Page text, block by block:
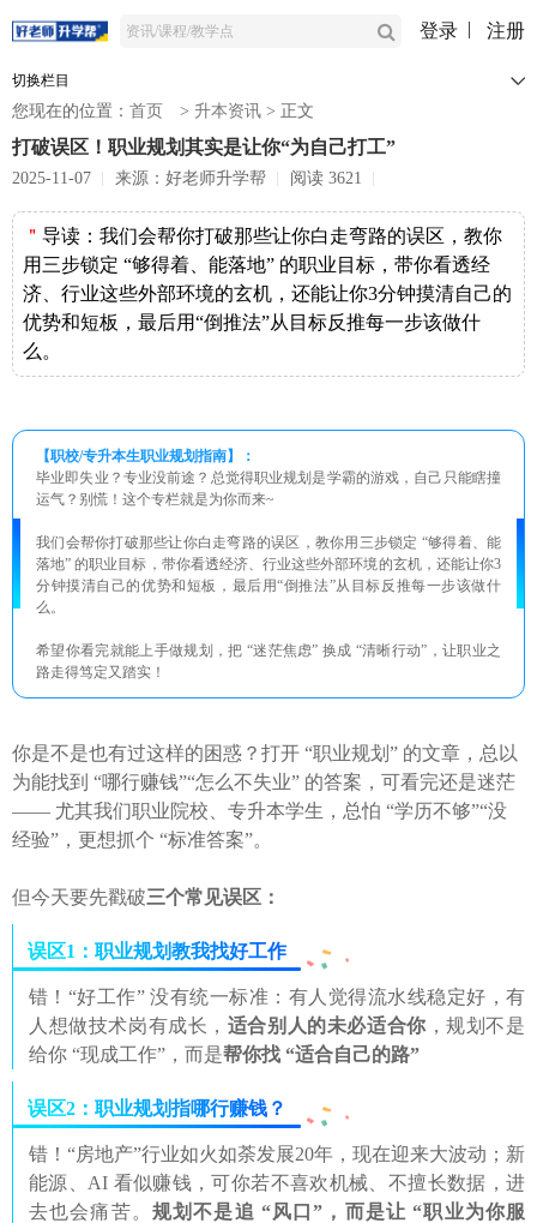
登录 注册
切换栏目
您现在的位置： 首页 > 升本资讯 > 正文
打破误区！职业规划其实是让你“为自己打工”
2025-11-07 来源：好老师升学帮 阅读 3621
＂ 导读： 我们会帮你打破那些让你白走弯路的误区，教你
用三步锁定 “够得着、能落地” 的职业目标，带你看透经
济、行业这些外部环境的玄机，还能让你3分钟摸清自己的
优势和短板，最后用“倒推法”从目标反推每一步该做什
么。
【职校/专升本生职业规划指南】：
毕业即失业？专业没前途？总觉得职业规划是学霸的游戏，自己只能瞎撞
运气？别慌！这个专栏就是为你而来~
我们会帮你打破那些让你白走弯路的误区，教你用三步锁定 “够得着、能
落地” 的职业目标，带你看透经济、行业这些外部环境的玄机，还能让你3
分钟摸清自己的优势和短板，最后用“倒推法”从目标反推每一步该做什
么。
希望你看完就能上手做规划，把 “迷茫焦虑” 换成 “清晰行动”，让职业之
路走得笃定又踏实！
你是不是也有过这样的困惑？打开 “职业规划” 的文章，总以
为能找到 “哪行赚钱”“怎么不失业” 的答案，可看完还是迷茫
—— 尤其我们职业院校、专升本学生，总怕 “学历不够”“没
经验”，更想抓个 “标准答案”。
但今天要先戳破三个常见误区：
误区1：职业规划教我找好工作
错！“好工作” 没有统一标准：有人觉得流水线稳定好，有
人想做技术岗有成长， 适合别人的未必适合你，规划不是
给你 “现成工作”，而是帮你找 “适合自己的路”
误区2：职业规划指哪行赚钱？
错！“房地产”行业如火如荼发展20年，现在迎来大波动；新
能源、AI 看似赚钱，可你若不喜欢机械、不擅长数据，进
去也会痛苦。 规划不是追 “风口”，而是让 “职业为你服